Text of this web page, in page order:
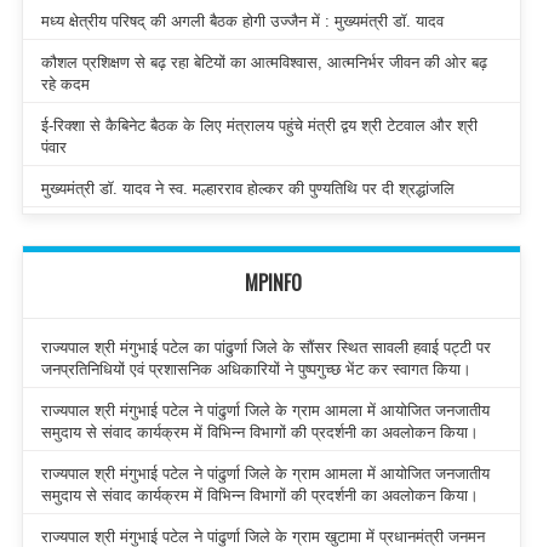
मध्य क्षेत्रीय परिषद् की अगली बैठक होगी उज्जैन में : मुख्यमंत्री डॉ. यादव
कौशल प्रशिक्षण से बढ़ रहा बेटियों का आत्मविश्वास, आत्मनिर्भर जीवन की ओर बढ़
रहे कदम
ई-रिक्शा से कैबिनेट बैठक के लिए मंत्रालय पहुंचे मंत्री द्वय श्री टेटवाल और श्री
पंवार
मुख्यमंत्री डॉ. यादव ने स्व. मल्हारराव होल्कर की पुण्यतिथि पर दी श्रद्धांजलि
MPINFO
राज्यपाल श्री मंगुभाई पटेल का पांढुर्णा जिले के सौंसर स्थित सावली हवाई पट्टी पर
जनप्रतिनिधियों एवं प्रशासनिक अधिकारियों ने पुष्पगुच्छ भेंट कर स्वागत किया।
राज्यपाल श्री मंगुभाई पटेल ने पांढुर्णा जिले के ग्राम आमला में आयोजित जनजातीय
समुदाय से संवाद कार्यक्रम में विभिन्न विभागों की प्रदर्शनी का अवलोकन किया।
राज्यपाल श्री मंगुभाई पटेल ने पांढुर्णा जिले के ग्राम आमला में आयोजित जनजातीय
समुदाय से संवाद कार्यक्रम में विभिन्न विभागों की प्रदर्शनी का अवलोकन किया।
राज्यपाल श्री मंगुभाई पटेल ने पांढुर्णा जिले के ग्राम खुटामा में प्रधानमंत्री जनमन